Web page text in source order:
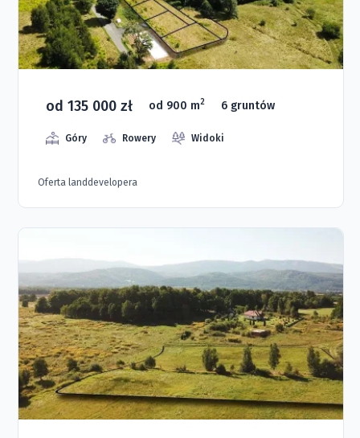
od 135 000 zł od 900 m2 6 gruntów
Góry Rowery Widoki
Oferta landdevelopera